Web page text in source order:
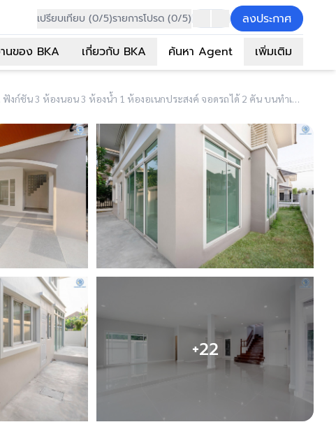
เปรียบเทียบ (0/5)รายการโปรด (0/5)
ลงประกาศ
นของ BKA เกี่ยวกับ BKA ค้นหา Agent เพิ่มเติม
(B5642) บ้านมือสองตกแต่งใหม่ โครงการ รัชชา2 บางใหญ่ เนื้อที่ 60 ตร.ว. ฟังก์ชัน 3 ห้องนอน 3 ห้องน้ำ 1 ห้องอเนกประสงค์ จอดรถได้ 2 คัน บนทำเลใกล้ถนนใหญ่เพียง 100 เมตร เชื่อมต่อถ.กาญจนาภิเษก ใกล้เซ็นทรัลเวสต์เกต ทางด่วน "ศรีรัช" และรถไฟฟ้าสายสีม่วง "สถานีสามแยกบางใหญ่"
+22